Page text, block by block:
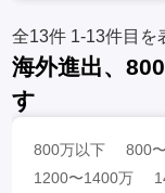
全13件 1-13件目を
海外進出、
す
800万以下 800
1200〜1400万